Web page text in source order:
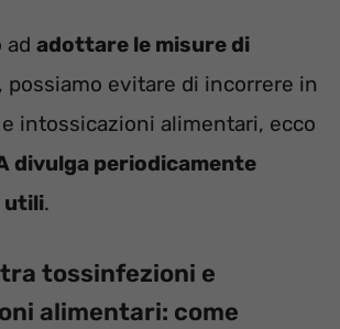
ad adottare le misure di
, possiamo evitare di incorrere in
intossicazioni alimentari, ecco
divulga periodicamente
utili.
tossinfezioni e
alimentari: come